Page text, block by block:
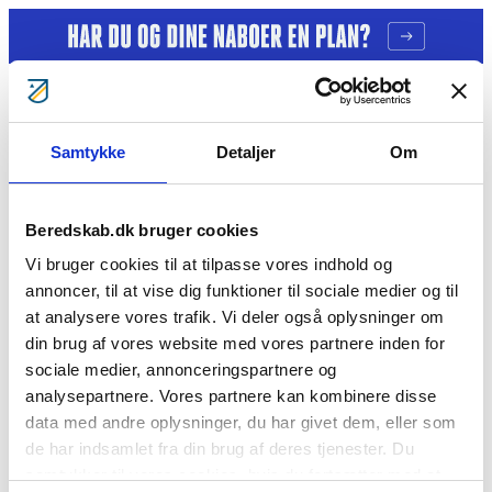
Samtykke Detaljer Om
Beredskab.dk bruger cookies
Vi bruger cookies til at tilpasse vores indhold og
annoncer, til at vise dig funktioner til sociale medier og til
at analysere vores trafik. Vi deler også oplysninger om
din brug af vores website med vores partnere inden for
sociale medier, annonceringspartnere og
analysepartnere. Vores partnere kan kombinere disse
data med andre oplysninger, du har givet dem, eller som
de har indsamlet fra din brug af deres tjenester. Du
Tag ansvar
Bliv Brandmand
Kontakt
Søg
Laurits Frandsen
Cookie- og privatlivspolitik
BorgerBeredskabet BlivBrandmandNuBlivFrivilligNuFor
medlemmerÅrsberetninger